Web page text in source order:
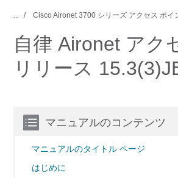
... Cisco Aironet 3700 シリーズ アクセス ポイ
自律 Aironet アク
リリース
マニュアルのコンテンツ
マニュアルのタイトル ページ
はじめに